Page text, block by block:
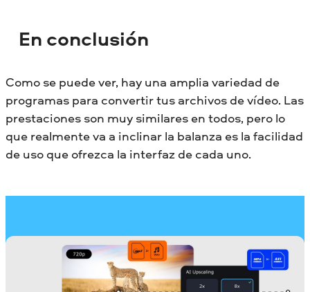
En conclusión
Como se puede ver, hay una amplia variedad de
programas para convertir tus archivos de vídeo. Las
prestaciones son muy similares en todos, pero lo
que realmente va a inclinar la balanza es la facilidad
de uso que ofrezca la interfaz de cada uno.